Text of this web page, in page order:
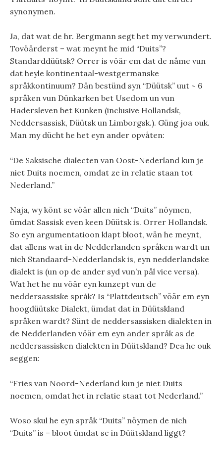
synonymen.
Ja, dat wat de hr. Bergmann segt het my verwundert.
Tovöärderst – wat meynt he mid “Duits”?
Standarddüütsk? Orrer is vöär em dat de nåme vun
dat heyle kontinentaal-westgermanske
språkkontinuum? Dän bestünd syn “Düütsk” uut ~ 6
språken vun Dünkarken bet Usedom un vun
Hadersleven bet Kunken (inclusive Hollandsk,
Neddersassisk, Düütsk un Limborgsk.). Güng joa ouk.
Man my dücht he het eyn ander opvåten:
“De Saksische dialecten van Oost-Nederland kun je
niet Duits noemen, omdat ze in relatie staan tot
Nederland.”
Naja, wy könt se vöär allen nich “Duits” nöymen,
ümdat Sassisk even keen Düütsk is. Orrer Hollandsk.
So eyn argumentatioon klapt bloot, wän he meynt,
dat allens wat in de Nedderlanden språken wardt un
nich Standaard-Nedderlandsk is, eyn nedderlandske
dialekt is (un op de ander syd vun’n pål vice versa).
Wat het he nu vöär eyn kunzept vun de
neddersassiske språk? Is “Plattdeutsch” vöär em eyn
hoogdüütske Dialekt, ümdat dat in Düütskland
språken wardt? Sünt de neddersassisken dialekten in
de Nedderlanden vöär em eyn ander språk as de
neddersassisken dialekten in Düütskland? Dea he ouk
seggen:
“Fries van Noord-Nederland kun je niet Duits
noemen, omdat het in relatie staat tot Nederland.”
Woso skul he eyn språk “Duits” nöymen de nich
“Duits” is – bloot ümdat se in Düütskland liggt?